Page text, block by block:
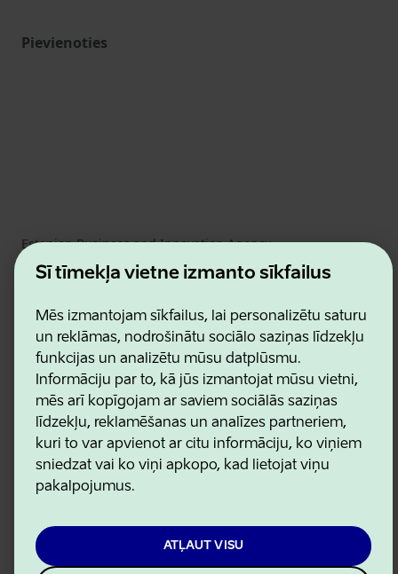
Šī tīmekļa vietne izmanto sīkfailus
Mēs izmantojam sīkfailus, lai personalizētu saturu
un reklāmas, nodrošinātu sociālo saziņas līdzekļu
funkcijas un analizētu mūsu datplūsmu.
Informāciju par to, kā jūs izmantojat mūsu vietni,
mēs arī kopīgojam ar saviem sociālās saziņas
līdzekļu, reklamēšanas un analīzes partneriem,
kuri to var apvienot ar citu informāciju, ko viņiem
sniedzat vai ko viņi apkopo, kad lietojat viņu
pakalpojumus.
ATĻAUT VISU
Pievienoties
Estonian Business and Innovation Agency
Kontakti
Sadarbības partneri
Sīkdatņu un konfidencialitātes politika